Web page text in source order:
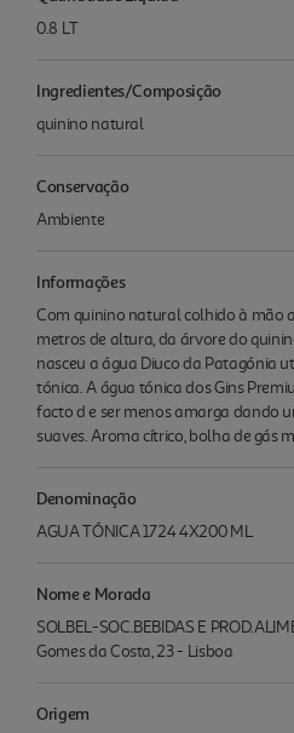
0.8 LT
Ingredientes/Composição
quinino natural
Conservação
Ambiente
Informações
Com quinino natural colhido à mão
metros de altura, da árvore do
nasceu a água Diuco da Patagónia
tónica. A água tónica dos Gins
facto d e ser menos amarga dando
suaves. Aroma cítrico, bolha de gás
Denominação
AGUA TÓNICA 1724 4X200 ML
Nome e Morada
SOLBEL-SOC.BEBIDAS E
Gomes da Costa, 23 - Lisboa
Origem